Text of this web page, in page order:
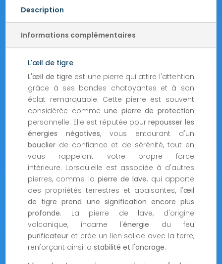
Description
Informations complémentaires
L'œil de tigre
L'œil de tigre est une pierre qui attire l'attention
grâce à ses bandes chatoyantes et à son
éclat remarquable. Cette pierre est souvent
considérée comme une pierre de protection
personnelle. Elle est réputée pourrepousser les
énergies négatives, vous entourant d'un
bouclier de confiance et de sérénité, tout en
vous rappelant votre propre force
intérieure. Lorsqu'elle est associée à d'autres
pierres, comme la pierre de lave, qui apporte
des propriétés terrestres et apaisantes, l'œil
de tigre prend une signification encore plus
profonde. La pierre de lave, d'origine
volcanique, incarne l'énergie du feu
purificateur et crée un lien solide avec la terre,
renforçant ainsi lastabilité et l'ancrage.